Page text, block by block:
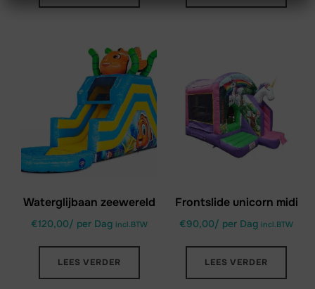
Waterglijbaan zeewereld
€120,00/ per Dag incl.BTW
LEES VERDER
Frontslide unicorn midi
€90,00/ per Dag incl.BTW
LEES VERDER